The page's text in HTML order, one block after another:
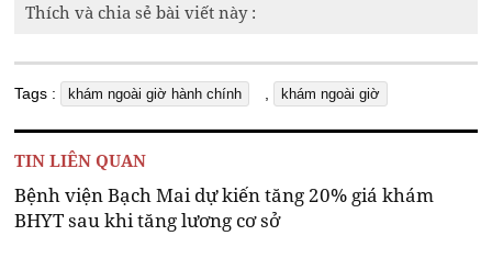
Thích và chia sẻ bài viết này :
Tags : khám ngoài giờ hành chính khám ngoài giờ
TIN LIÊN QUAN
Bệnh viện Bạch Mai dự kiến tăng 20% giá khám
BHYT sau khi tăng lương cơ sở